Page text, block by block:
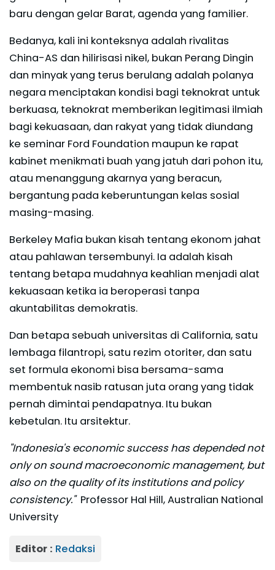
baru dengan gelar Barat, agenda yang familier.
Bedanya, kali ini konteksnya adalah rivalitas
China-AS dan hilirisasi nikel, bukan Perang Dingin
dan minyak yang terus berulang adalah polanya
negara menciptakan kondisi bagi teknokrat untuk
berkuasa, teknokrat memberikan legitimasi ilmiah
bagi kekuasaan, dan rakyat yang tidak diundang
ke seminar Ford Foundation maupun ke rapat
kabinet menikmati buah yang jatuh dari pohon itu,
atau menanggung akarnya yang beracun,
bergantung pada keberuntungan kelas sosial
masing-masing.
Berkeley Mafia bukan kisah tentang ekonom jahat
atau pahlawan tersembunyi. Ia adalah kisah
tentang betapa mudahnya keahlian menjadi alat
kekuasaan ketika ia beroperasi tanpa
akuntabilitas demokratis.
Dan betapa sebuah universitas di California, satu
lembaga filantropi, satu rezim otoriter, dan satu
set formula ekonomi bisa bersama-sama
membentuk nasib ratusan juta orang yang tidak
pernah dimintai pendapatnya. Itu bukan
kebetulan. Itu arsitektur.
"Indonesia's economic success has depended not
only on sound macroeconomic management, but
also on the quality of its institutions and policy
consistency." Professor Hal Hill, Australian National
University
Editor : Redaksi